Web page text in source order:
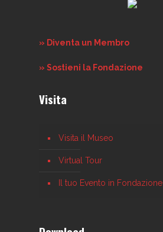
» Diventa un Membro
» Sostieni la Fondazione
Visita
Visita il Museo
Virtual Tour
Il tuo Evento in Fondazione